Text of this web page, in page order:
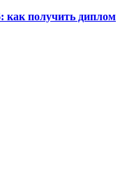
как получить диплом